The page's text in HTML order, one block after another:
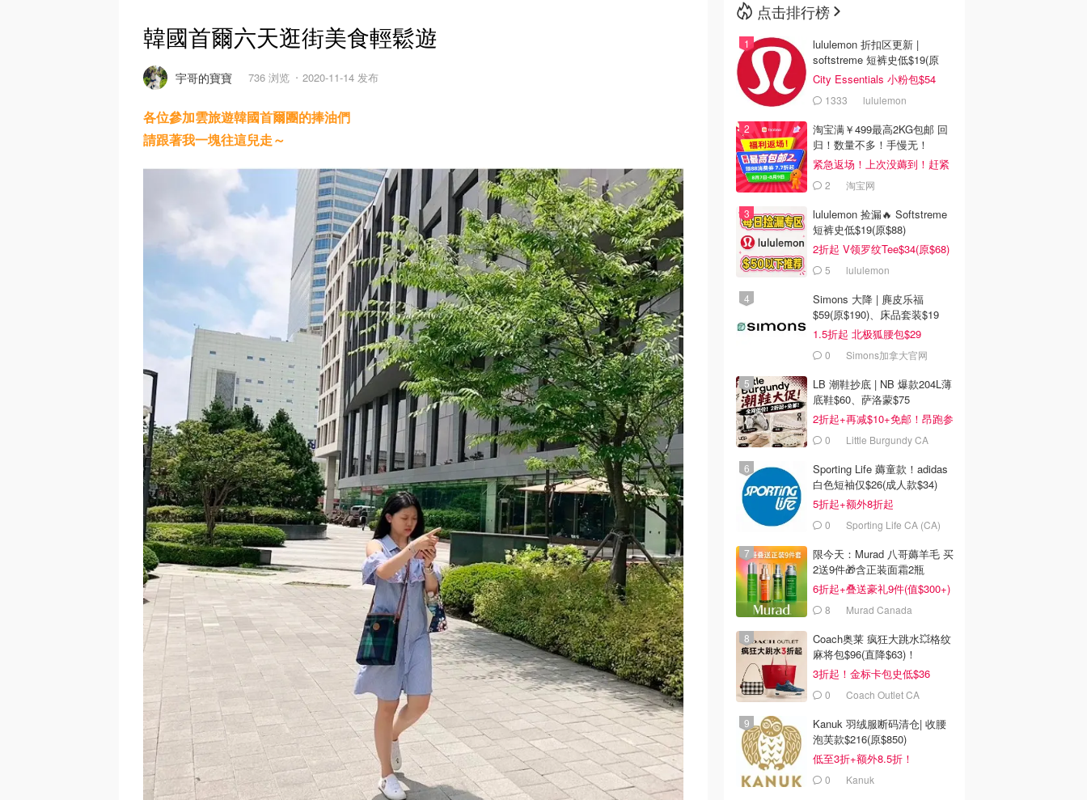
韓國首爾六天逛街美食輕鬆遊
宇哥的寶寶 736 浏览 2020-11-14 发布
各位參加雲旅遊韓國首爾團的捧油們
請跟著我一塊往這兒走～
点击排行榜
lululemon 折扣区更新 |
softstreme 短裤史低$19(原
$88)
City Essentials 小粉包$54
1333 lululemon
淘宝满￥499最高2KG包邮 回
归！数量不多！手慢无！
紧急返场！上次没薅到！赶紧
冲 2 淘宝网
lululemon 捡漏🔥 Softstreme
短裤史低$19(原$88)
2折起 V领罗纹Tee$34(原$68)
5 lululemon
Simons 大降 | 麂皮乐福
$59(原$190)、床品套装$19
1.5折起 北极狐腰包$29
0 Simons加拿大官网
LB 潮鞋抄底 | NB 爆款204L薄
底鞋$60、萨洛蒙$75
2折起+再减$10+免邮！昂跑参
加 0
Little Burgundy CA
Sporting Life 薅童款！adidas
白色短袖仅$26(成人款$34)
5折起+额外8折起
0 Sporting Life CA (CA)
限今天：Murad 八哥薅羊毛 买
2送9件🎁含正装面霜2瓶
6折起+叠送豪礼9件(值$300+)
8 Murad Canada
Coach奥莱 疯狂大跳水💥格纹
麻将包$96(直降$63)！
3折起！金标卡包史低$36
0 Coach Outlet CA
Kanuk 羽绒服断码清仓| 收腰
泡芙款$216(原$850)
低至3折+额外8.5折！
0 Kanuk